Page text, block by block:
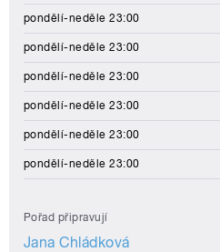
pondělí-neděle 23:00
pondělí-neděle 23:00
pondělí-neděle 23:00
pondělí-neděle 23:00
pondělí-neděle 23:00
pondělí-neděle 23:00
Pořad připravují
Jana Chládková